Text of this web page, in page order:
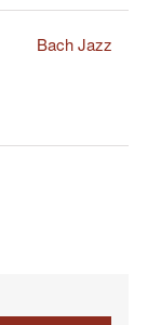
Bach Jazz